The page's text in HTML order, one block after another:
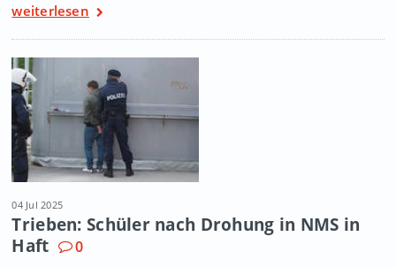
weiterlesen
04 Jul 2025
Trieben: Schüler nach Drohung in NMS in
Haft
0